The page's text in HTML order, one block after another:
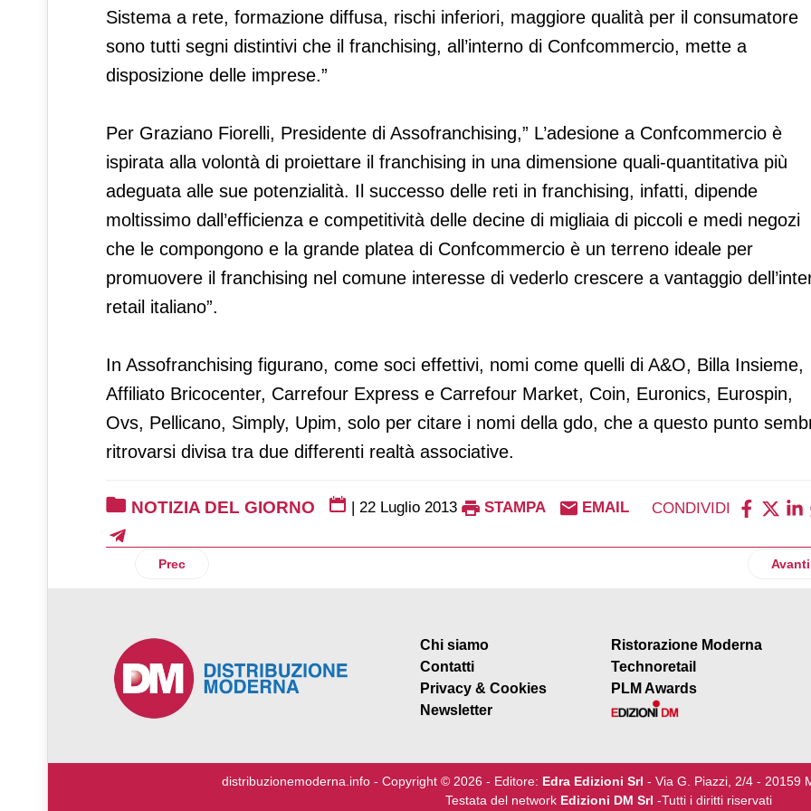
Sistema a rete, formazione diffusa, rischi inferiori, maggiore qualità per il consumatore
sono tutti segni distintivi che il franchising, all’interno di Confcommercio, mette a
disposizione delle imprese.”
Per Graziano Fiorelli, Presidente di Assofranchising,” L’adesione a Confcommercio è
ispirata alla volontà di proiettare il franchising in una dimensione quali-quantitativa più
adeguata alle sue potenzialità. Il successo delle reti in franchising, infatti, dipende
moltissimo dall’efficienza e competitività delle decine di migliaia di piccoli e medi negozi
che le compongono e la grande platea di Confcommercio è un terreno ideale per
promuovere il franchising nel comune interesse di vederlo crescere a vantaggio
retail italiano”.
In Assofranchising figurano, come soci effettivi, nomi come quelli di A&O, Billa Insieme,
Affiliato Bricocenter, Carrefour Express e Carrefour Market, Coin, Euronics, Eurospin,
Ovs, Pellicano, Simply, Upim, solo per citare i nomi della gdo, che a questo punto
ritrovarsi divisa tra due differenti realtà associative.
NOTIZIA DEL GIORNO | 22 Luglio 2013 STAMPA EMAIL CONDIVIDI
Articolo precedente: Quei no global dei fratelli Rossetto
Prec Avanti
Chi siamo
Contatti
Privacy & Cookies
Newsletter
Ristorazione Moderna
Technoretail
PLM Awards
distribuzionemoderna.info - Copyright © 2026 - Editore: Edra Edizioni Srl - Via G. Piazzi, 2/4 - 20159
Testata del network Edizioni DM Srl -Tutti i diritti riservati